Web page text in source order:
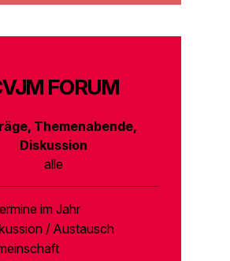
FORUM
Themenabende,
Diskussion
alle
im Jahr
/ Austausch